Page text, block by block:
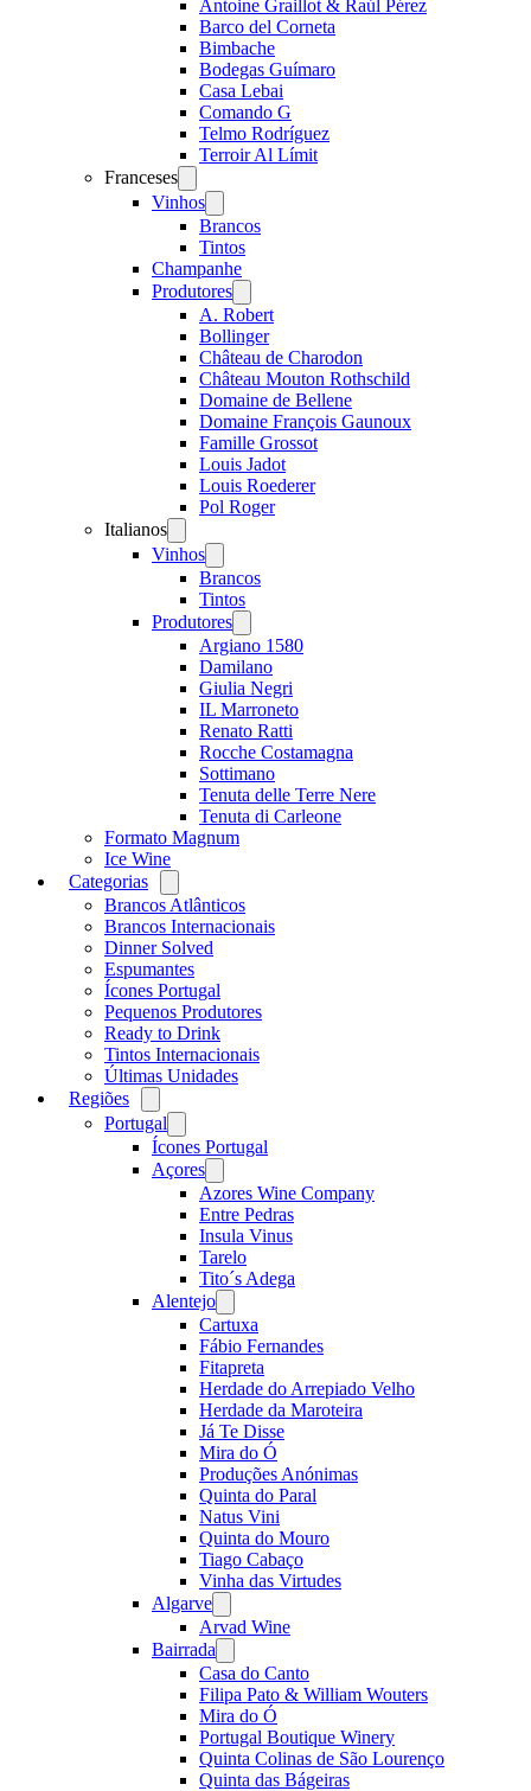
Antoine Graillot & Raúl Pérez
Barco del Corneta
Bimbache
Bodegas Guímaro
Casa Lebai
Comando G
Telmo Rodríguez
Terroir Al Límit
Franceses
menu
Vinhos
menu
Brancos
Tintos
Champanhe
Produtores
menu
A. Robert
Bollinger
Château de Charodon
Château Mouton Rothschild
Domaine de Bellene
Domaine François Gaunoux
Famille Grossot
Louis Jadot
Louis Roederer
Pol Roger
Italianos
menu
Vinhos
menu
Brancos
Tintos
Produtores
menu
Argiano 1580
Damilano
Giulia Negri
IL Marroneto
Renato Ratti
Rocche Costamagna
Sottimano
Tenuta delle Terre Nere
Tenuta di Carleone
Formato Magnum
Ice Wine
Categorias
menu
Brancos Atlânticos
Brancos Internacionais
Dinner Solved
Espumantes
Ícones Portugal
Pequenos Produtores
Ready to Drink
Tintos Internacionais
Últimas Unidades
Regiões
menu
Portugal
menu
Ícones Portugal
Açores
menu
Azores Wine Company
Entre Pedras
Insula Vinus
Tarelo
Tito´s Adega
Alentejo
menu
Cartuxa
Fábio Fernandes
Fitapreta
Herdade do Arrepiado Velho
Herdade da Maroteira
Já Te Disse
Mira do Ó
Produções Anónimas
Quinta do Paral
Natus Vini
Quinta do Mouro
Tiago Cabaço
Vinha das Virtudes
Algarve
menu
Arvad Wine
Bairrada
menu
Casa do Canto
Filipa Pato & William Wouters
Mira do Ó
Portugal Boutique Winery
Quinta Colinas de São Lourenço
Quinta das Bágeiras